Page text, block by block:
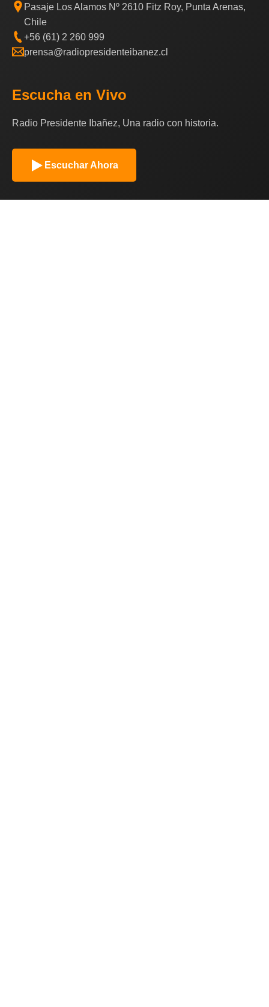
Pasaje Los Alamos Nº 2610 Fitz Roy, Punta Arenas,
Chile
+56 (61) 2 260 999
prensa@radiopresidenteibanez.cl
Escucha en Vivo
Radio Presidente Ibañez, Una radio con historia.
Escuchar Ahora